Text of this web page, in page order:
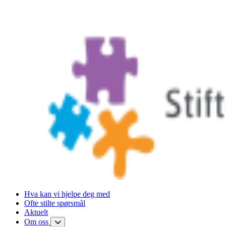
Hva kan vi hjelpe deg med
Ofte stilte spørsmål
Aktuelt
Om oss